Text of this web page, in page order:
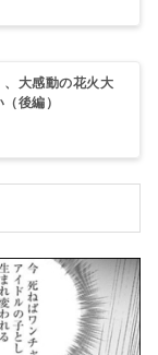
、大感動の花火大
後編）